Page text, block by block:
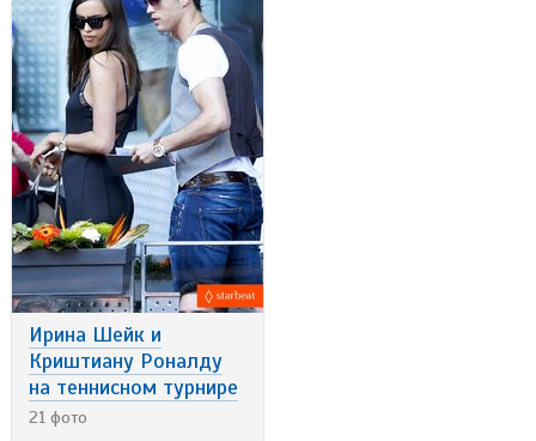
Ирина Шейк и
Криштиану Роналду
на теннисном турнире
21 фото